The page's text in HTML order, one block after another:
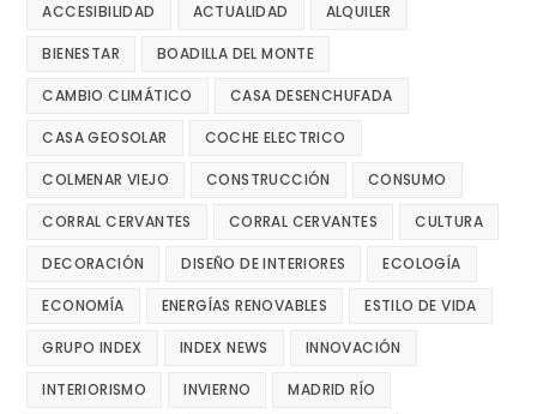
ACCESIBILIDAD ACTUALIDAD ALQUILER
BIENESTAR BOADILLA DEL MONTE
CAMBIO CLIMÁTICO CASA DESENCHUFADA
CASA GEOSOLAR COCHE ELECTRICO
COLMENAR VIEJO CONSTRUCCIÓN CONSUMO
CORRAL CERVANTES CORRAL CERVANTES CULTURA
DECORACIÓN DISEÑO DE INTERIORES ECOLOGÍA
ECONOMÍA ENERGÍAS RENOVABLES ESTILO DE VIDA
GRUPO INDEX INDEX NEWS INNOVACIÓN
INTERIORISMO INVIERNO MADRID RÍO